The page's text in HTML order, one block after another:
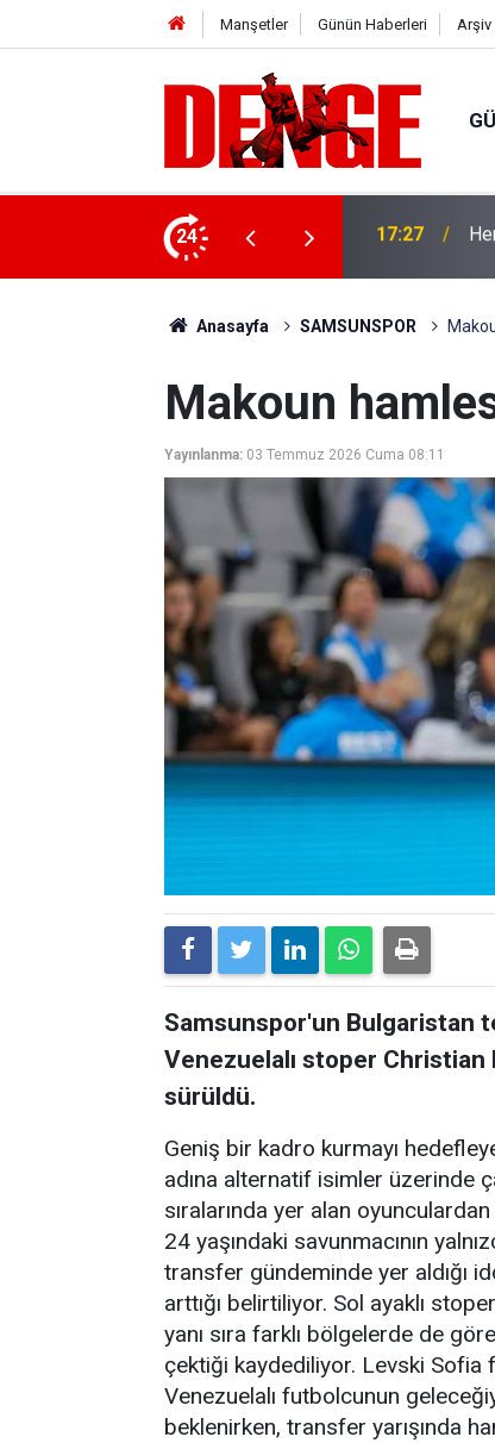
Manşetler Günün Haberleri Arşiv
24 17:23
Anasayfa SAMSUNSPOR
Makoun
Yayınlanma: 03 Temmuz 2026 Cuma 08:11
Samsunspor'un Bulgaristan
Venezuelalı stoper
sürüldü.
Geniş bir kadro kurmayı
adına alternatif isimler üzerinde
sıralarında yer alan
24 yaşındaki savunmacının
transfer gündeminde yer aldığı
arttığı belirtiliyor. Sol ayaklı
yanı sıra farklı bölgelerde de
çektiği kaydediliyor. Levski Sofia
Venezuelalı futbolcunun
beklenirken, transfer yarışında